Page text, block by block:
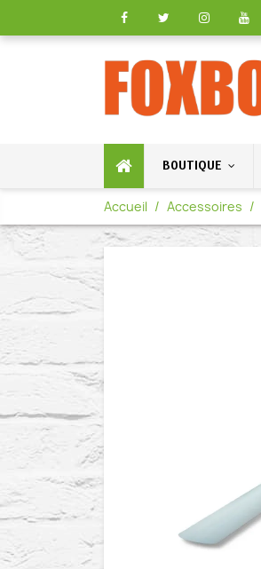
BOUTIQUE
Accueil Accessoires